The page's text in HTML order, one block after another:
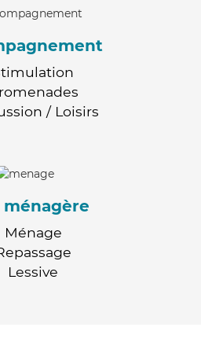
/ Loisirs
ménagère
Ménage
Lessive